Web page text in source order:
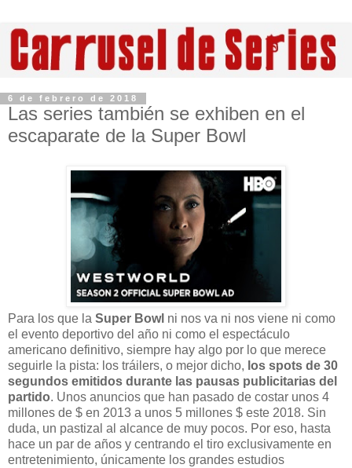
6 de febrero de 2018
Las series también se exhiben en el
escaparate de la Super Bowl
Para los que la Super Bowl ni nos va ni nos viene ni como
el evento deportivo del año ni como el espectáculo
americano definitivo, siempre hay algo por lo que merece
seguirle la pista: los tráilers, o mejor dicho, los spots de 30
segundos emitidos durante las pausas publicitarias del
partido. Unos anuncios que han pasado de costar unos 4
millones de $ en 2013 a unos 5 millones $ este 2018. Sin
duda, un pastizal al alcance de muy pocos. Por eso, hasta
hace un par de años y centrando el tiro exclusivamente en
entretenimiento, únicamente los grandes estudios